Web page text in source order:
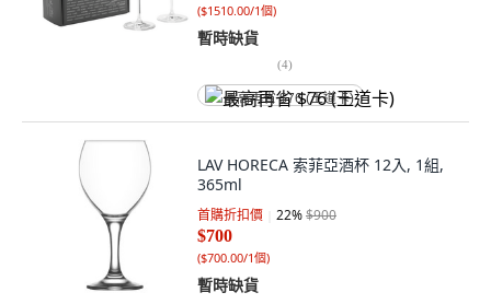
($1510.00/1個)
暫時缺貨
(4)
最高再省 $76 (王道卡)
LAV HORECA 索菲亞酒杯 12入, 1組,
365ml
首購折扣價 22%$900
$700
($700.00/1個)
暫時缺貨